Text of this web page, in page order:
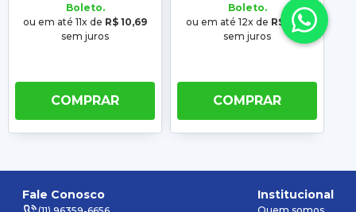
Boleto.
ou em até 11x de R$ 10,69
sem juros
COMPRAR
Boleto.
ou em até 12x de R$ 13,51
sem juros
COMPRAR
Fale Conosco Institucional